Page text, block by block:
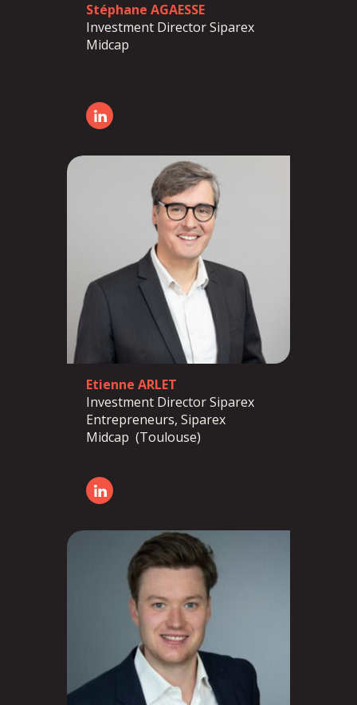
Stéphane AGAESSE
Investment Director Siparex
Midcap
Etienne ARLET
Investment Director Siparex
Entrepreneurs, Siparex
Midcap (Toulouse)